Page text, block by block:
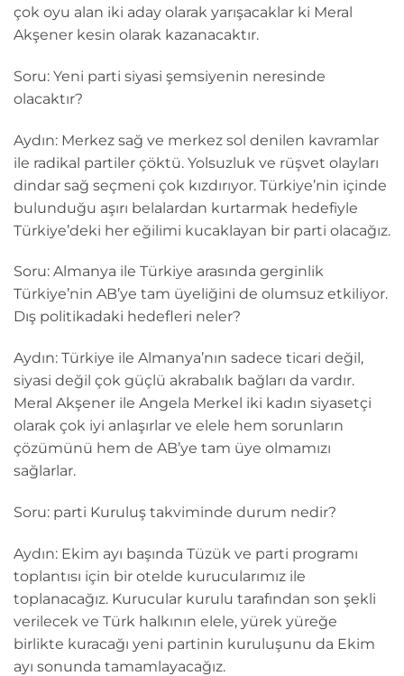
çok oyu alan iki aday olarak yarışacaklar ki Meral
Akşener kesin olarak kazanacaktır.
Soru: Yeni parti siyasi şemsiyenin neresinde
olacaktır?
Aydın: Merkez sağ ve merkez sol denilen kavramlar
ile radikal partiler çöktü. Yolsuzluk ve rüşvet olayları
dindar sağ seçmeni çok kızdırıyor. Türkiye’nin içinde
bulunduğu aşırı belalardan kurtarmak hedefiyle
Türkiye’deki her eğilimi kucaklayan bir parti olacağız.
Soru: Almanya ile Türkiye arasında gerginlik
Türkiye’nin AB’ye tam üyeliğini de olumsuz etkiliyor.
Dış politikadaki hedefleri neler?
Aydın: Türkiye ile Almanya’nın sadece ticari değil,
siyasi değil çok güçlü akrabalık bağları da vardır.
Meral Akşener ile Angela Merkel iki kadın siyasetçi
olarak çok iyi anlaşırlar ve elele hem sorunların
çözümünü hem de AB’ye tam üye olmamızı
sağlarlar.
Soru: parti Kuruluş takviminde durum nedir?
Aydın: Ekim ayı başında Tüzük ve parti programı
toplantısı için bir otelde kurucularımız ile
toplanacağız. Kurucular kurulu tarafından son şekli
verilecek ve Türk halkının elele, yürek yüreğe
birlikte kuracağı yeni partinin kuruluşunu da Ekim
ayı sonunda tamamlayacağız.